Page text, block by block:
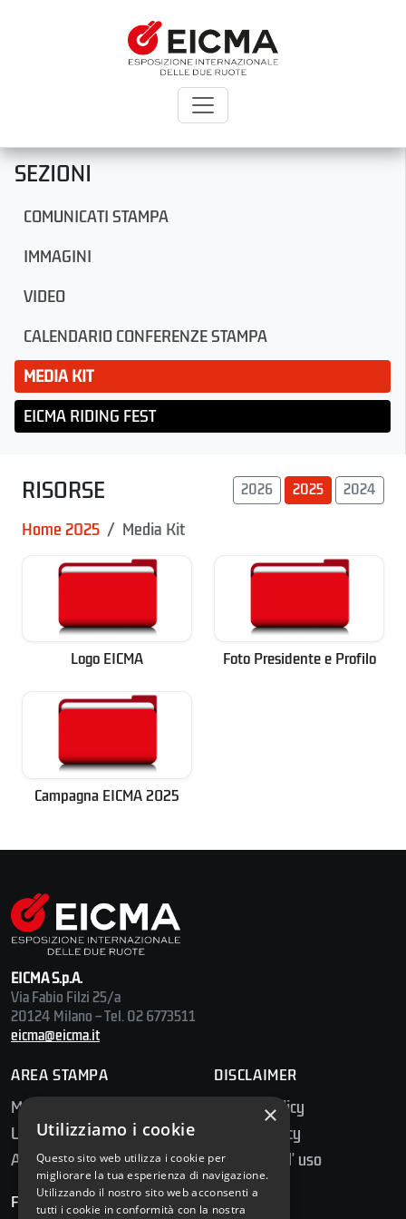
SEZIONI
COMUNICATI STAMPA
IMMAGINI
VIDEO
CALENDARIO CONFERENZE STAMPA
MEDIA KIT
EICMA RIDING FEST
RISORSE 2026 2025 2024
Home 2025 Media Kit
Logo EICMA Foto Presidente e Profilo
Campagna EICMA 2025
EICMA S.p.A.
Via Fabio Filzi 25/a
20124 Milano – Tel. 02 6773511
eicma@eicma.it
AREA STAMPA
Media Center
Ufficio Stampa
Accredito Stampa
DISCLAIMER
Privacy Policy
Cookie Policy
Condizioni d' uso
FOLLOW US
×
Utilizziamo i cookie
Questo sito web utilizza i cookie per
migliorare la tua esperienza di navigazione.
Utilizzando il nostro sito web acconsenti a
tutti i cookie in conformità con la nostra